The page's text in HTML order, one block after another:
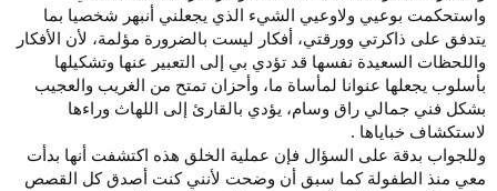
واستحكمت بوعيي ولاوعيي الشيء الذي يجعلني أنبهر شخصيا بما
يتدفق على ذاكرتي وورقتي، أفكار ليست بالضرورة مؤلمة، لأن الأفكار
واللحظات السعيدة نفسها قد تؤدي بي إلى التعبير عنها وتشكيلها
بأسلوب يجعلها عنوانا لمأساة ما، وأحزان تمتح من الغريب والعجيب
بشكل فني جمالي راق وسام، يؤدي بالقارئ إلى اللهاث وراءها
لاستكشاف خباياها .
وللجواب بدقة على السؤال فإن عملية الخلق هذه اكتشفت أنها بدأت
معي منذ الطفولة كما سبق أن وضحت لأنني كنت أصدق كل القصص